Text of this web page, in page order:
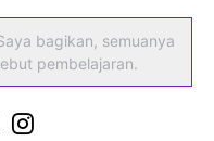
bagikan, semuanya
pembelajaran.